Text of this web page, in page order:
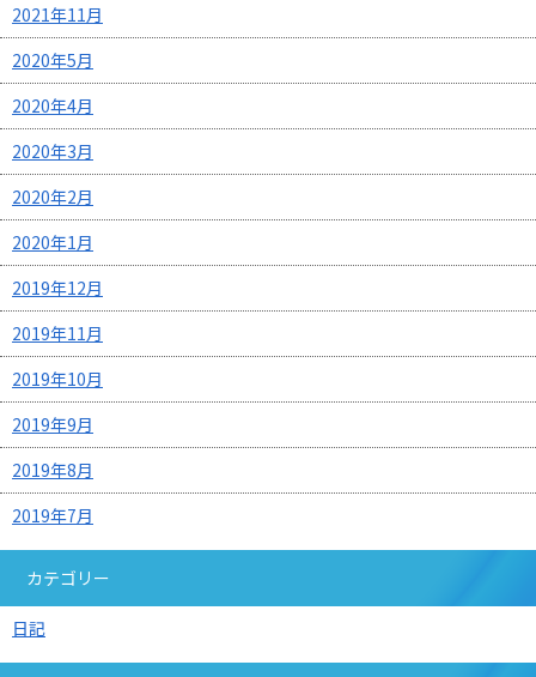
2021年11月
2020年5月
2020年4月
2020年3月
2020年2月
2020年1月
2019年12月
2019年11月
2019年10月
2019年9月
2019年8月
2019年7月
カテゴリー
日記